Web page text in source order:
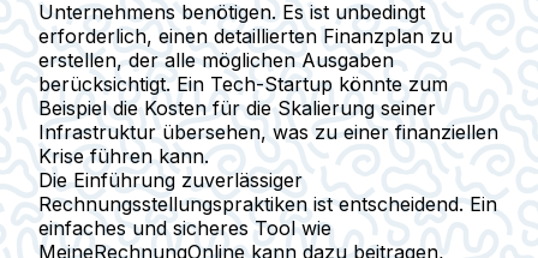
Unternehmens benötigen. Es ist unbedingt
erforderlich, einen detaillierten Finanzplan zu
erstellen, der alle möglichen Ausgaben
berücksichtigt. Ein Tech-Startup könnte zum
Beispiel die Kosten für die Skalierung seiner
Infrastruktur übersehen, was zu einer finanziellen
Krise führen kann.
Die Einführung zuverlässiger
Rechnungsstellungspraktiken ist entscheidend. Ein
einfaches und sicheres Tool wie
MeineRechnungOnline kann dazu beitragen,